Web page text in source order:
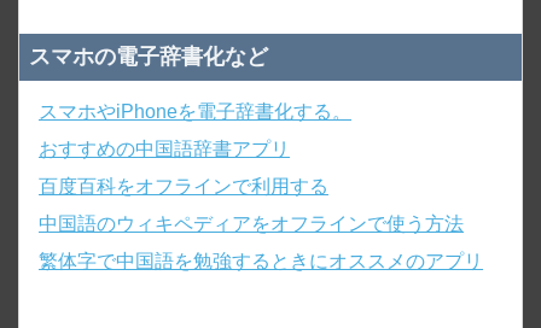
スマホの電子辞書化など
スマホやiPhoneを電子辞書化する。
おすすめの中国語辞書アプリ
百度百科をオフラインで利用する
中国語のウィキペディアをオフラインで使う方法
繁体字で中国語を勉強するときにオススメのアプリ